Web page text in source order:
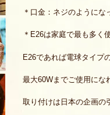
＊口金：ネジのようにな
＊E26は家庭で最も多く
E26であれば電球タイプ
最大60Wまでご使用にな
取り付けは日本の企画の